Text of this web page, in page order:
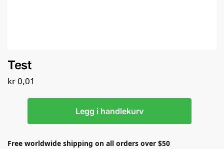
Test
kr0,01
Legg i handlekurv
Free worldwide shipping on all orders over $50